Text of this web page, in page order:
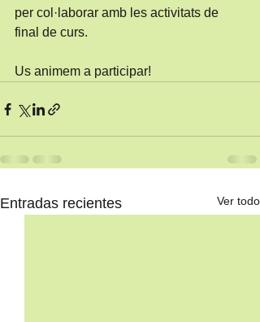
per col·laborar amb les activitats de
final de curs.
Us animem a participar!
Entradas recientes Ver todo